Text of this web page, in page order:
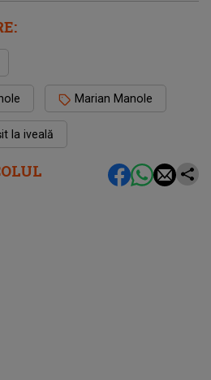
Marian Manole
la iveală